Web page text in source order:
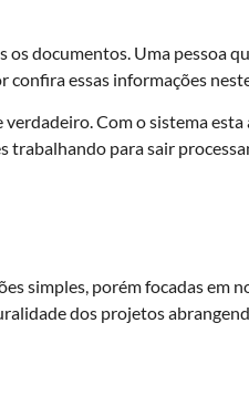
documentos. Uma pessoa
confira essas informações
Com o sistema esta
trabalhando para sair
simples, porém focadas em
dos projetos